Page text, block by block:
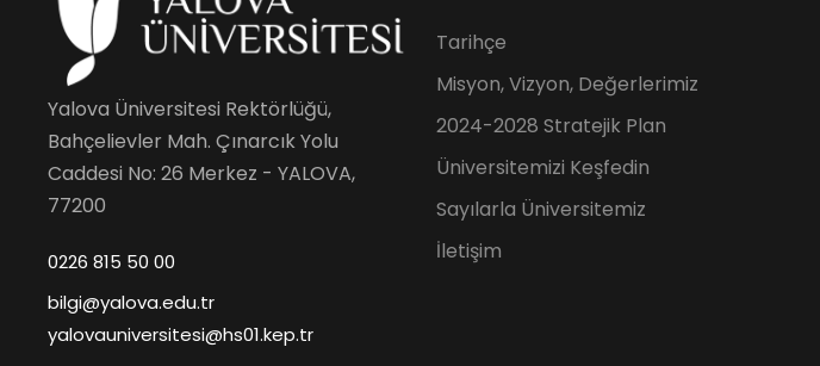
Yalova Üniversitesi Rektörlüğü,
Bahçelievler Mah. Çınarcık Yolu
Caddesi No: 26 Merkez - YALOVA,
77200
0226 815 50 00
bilgi@yalova.edu.tr
yalovauniversitesi@hs01.kep.tr
Tarihçe
Misyon, Vizyon, Değerlerimiz
2024-2028 Stratejik Plan
Üniversitemizi Keşfedin
Sayılarla Üniversitemiz
İletişim